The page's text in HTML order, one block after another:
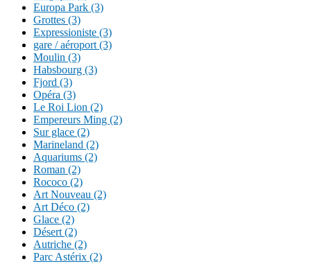
Europa Park (3)
Grottes (3)
Expressioniste (3)
gare / aéroport (3)
Moulin (3)
Habsbourg (3)
Fjord (3)
Opéra (3)
Le Roi Lion (2)
Empereurs Ming (2)
Sur glace (2)
Marineland (2)
Aquariums (2)
Roman (2)
Rococo (2)
Art Nouveau (2)
Art Déco (2)
Glace (2)
Désert (2)
Autriche (2)
Parc Astérix (2)